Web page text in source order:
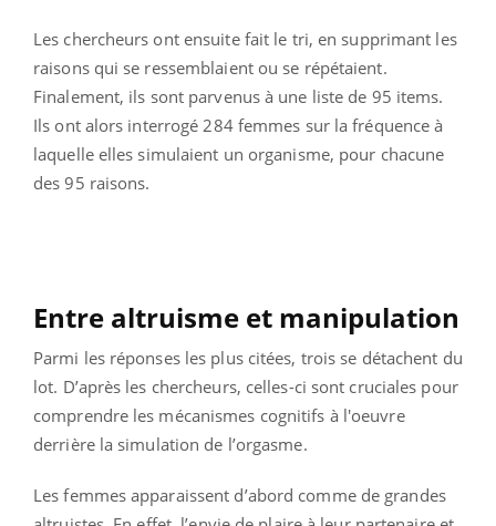
Les chercheurs ont ensuite fait le tri, en supprimant les
raisons qui se ressemblaient ou se répétaient.
Finalement, ils sont parvenus à une liste de 95 items.
Ils ont alors interrogé 284 femmes sur la fréquence à
laquelle elles simulaient un organisme, pour chacune
des 95 raisons.
Entre altruisme et manipulation
Parmi les réponses les plus citées, trois se détachent du
lot. D’après les chercheurs, celles-ci sont cruciales pour
comprendre les mécanismes cognitifs à l'oeuvre
derrière la simulation de l’orgasme.
Les femmes apparaissent d’abord comme de grandes